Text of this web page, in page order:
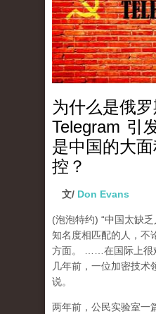
为什么是俄
Telegram 引
是中国的大
控？
文/ Don Evans
(泡泡特约) “中国太缺
知名度相匹配的人，不
方面。 ……在国际上很
几年前，一位加密技术
说。
两年前，公民实验室一